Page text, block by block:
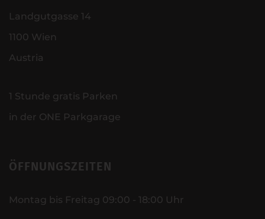
Landgutgasse 14
1100 Wien
Austria
1 Stunde gratis Parken
in der ONE Parkgarage
ÖFFNUNGSZEITEN
Montag bis Freitag 09:00 - 18:00 Uhr